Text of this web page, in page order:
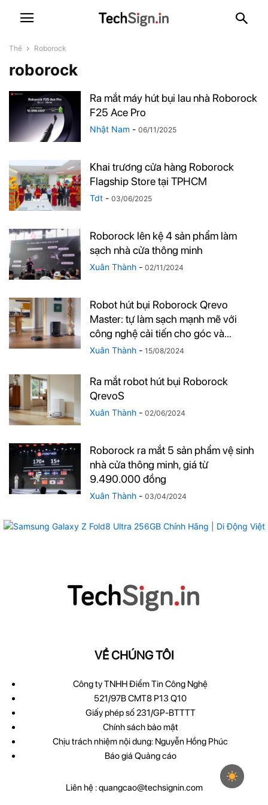
Thẻ Roborock
roborock
Ra mắt máy hút bụi lau nhà Roborock
F25 Ace Pro
Nhật Nam - 06/11/2025
Khai trương cửa hàng Roborock
Flagship Store tại TPHCM
Tdt - 03/06/2025
Roborock lên kệ 4 sản phẩm làm
sạch nhà cửa thông minh
Xuân Thành - 02/11/2024
Robot hút bụi Roborock Qrevo
Master: tự làm sạch mạnh mẽ với
công nghệ cải tiến cho góc và...
Xuân Thành - 15/08/2024
Ra mắt robot hút bụi Roborock
QrevoS
Xuân Thành - 02/06/2024
Roborock ra mắt 5 sản phẩm vệ sinh
nhà cửa thông minh, giá từ
9.490.000 đồng
Xuân Thành - 03/04/2024
VỀ CHÚNG TÔI
Công ty TNHH Điểm Tin Công Nghệ
521/97B CMT8 P13 Q10
Giấy phép số 231/GP-BTTTT
Chính sách bảo mật
Chịu trách nhiệm nội dung: Nguyễn Hồng Phúc
Báo giá Quảng cáo
Liên hệ :quangcao@techsignin.com